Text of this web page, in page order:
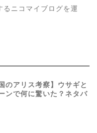
るニコマイブログを運
のアリス考察】ウサギと
ンで何に驚いた？ネタバ